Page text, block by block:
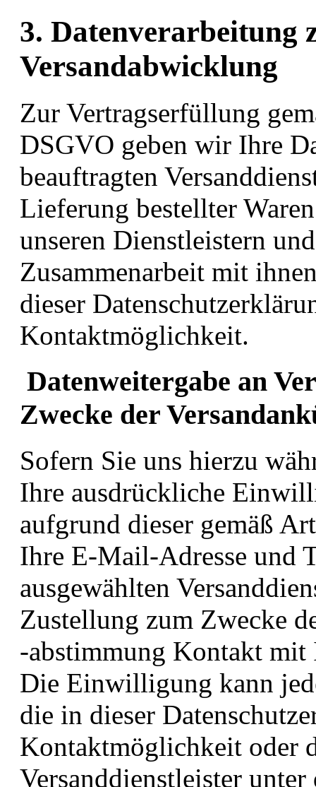
3. Datenverarbeitung
Versandabwicklung
Zur Vertragserfüllung
DSGVO geben wir Ihre
beauftragten
Lieferung bestellter
unseren Dienstleistern
Zusammenarbeit mit
dieser
Kontaktmöglichkeit.
Datenweitergabe an
Zwecke der
Sofern Sie uns hierzu
Ihre ausdrückliche
aufgrund dieser gemäß
Ihre E-Mail-Adresse und
ausgewählten
Zustellung zum Zwecke
-abstimmung Kontakt mit
Die Einwilligung kann
die in dieser
Kontaktmöglichkeit oder
Versanddienstleister